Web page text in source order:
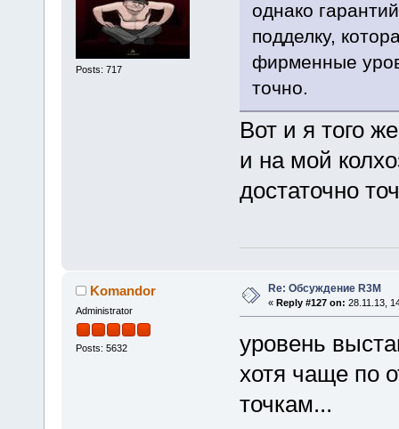
Posts: 717
однако
подделку,
фирменные
точно.
Вот и я того
и на мой
достаточно
Komandor
Administrator
Posts: 5632
Re: Обсуждение R3M
« Reply #127 on: 28.11.13,
уровень
хотя чаще по
точкам...